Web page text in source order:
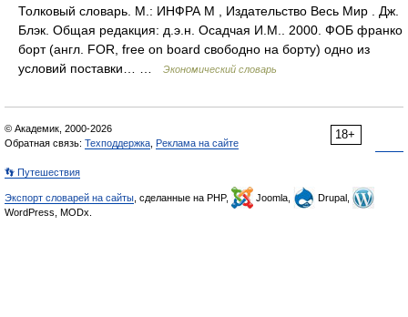
Толковый словарь. М.: ИНФРА М , Издательство Весь Мир . Дж.
Блэк. Общая редакция: д.э.н. Осадчая И.М.. 2000. ФОБ франко
борт (англ. FOR, free on board свободно на борту) одно из
условий поставки… …
Экономический словарь
18+
© Академик, 2000-2026
Обратная связь: Техподдержка Реклама на сайте
👣 Путешествия
Экспорт словарей на сайты , сделанные на PHP, Joomla,
Drupal,
WordPress, MODx.